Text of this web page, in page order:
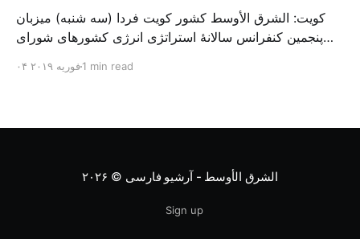
کویت: الشرق الأوسط کشور کویت فردا (سه شنبه) میزبان
پنجمین کنفرانس سالانهٔ استراتژی انرژی کشورهای شورای
متخصص از شرکت‌های جهانی نفت و گاز در این کنفرانس
۰۴ فوریه ۲۰۱۹1 min read
الشرق الأوسط - آرشیو فارسی © ۲۰۲۶
Sign up